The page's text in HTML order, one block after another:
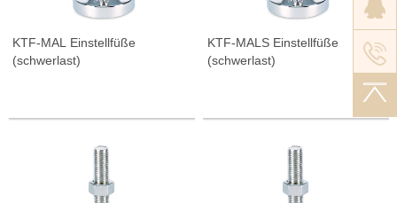
KTF-MAL Einstellfüße
(schwerlast)
KTF-MALS Einstellfüße
(schwerlast)